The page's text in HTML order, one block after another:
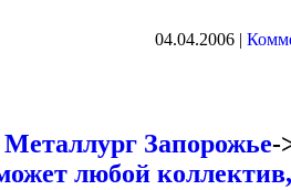
04.04.2006 |
Металлург Запорожье-
любой